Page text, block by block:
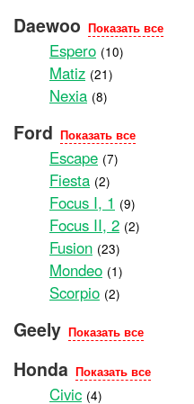
Daewoo Показать все
Espero (10)
Matiz (21)
Nexia (8)
Ford Показать все
Escape (7)
Fiesta (2)
Focus I, 1 (9)
Focus II, 2 (2)
Fusion (23)
Mondeo (1)
Scorpio (2)
Geely Показать все
Honda Показать все
Civic (4)